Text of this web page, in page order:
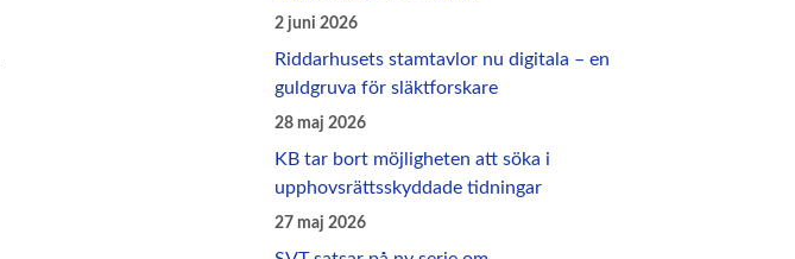
2 juni 2026
Riddarhusets stamtavlor nu digitala – en
guldgruva för släktforskare
28 maj 2026
KB tar bort möjligheten att söka i
upphovsrättsskyddade tidningar
27 maj 2026